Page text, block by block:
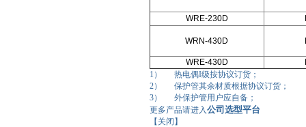
WRE-230D
WRN-430D
WRE-430D
1） 热电偶I级按协议订货；
2） 保护管其余材质根据协议订货；
3） 外保护管用户应自备；
更多产品请进入公司选型平台
【关闭】